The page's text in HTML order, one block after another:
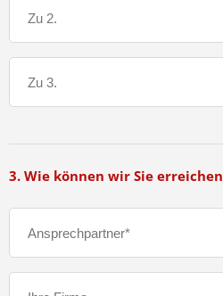
3. Wie können wir Sie erreichen